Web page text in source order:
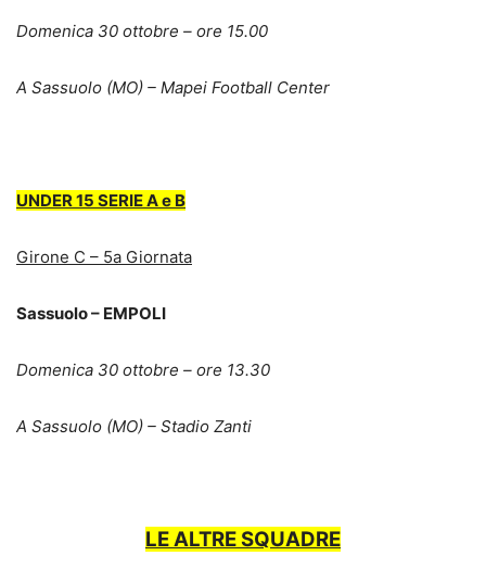
Domenica 30 ottobre – ore 15.00
A Sassuolo (MO) – Mapei Football Center
UNDER 15 SERIE A e B
Girone C – 5a Giornata
Sassuolo – EMPOLI
Domenica 30 ottobre – ore 13.30
A Sassuolo (MO) – Stadio Zanti
LE ALTRE SQUADRE